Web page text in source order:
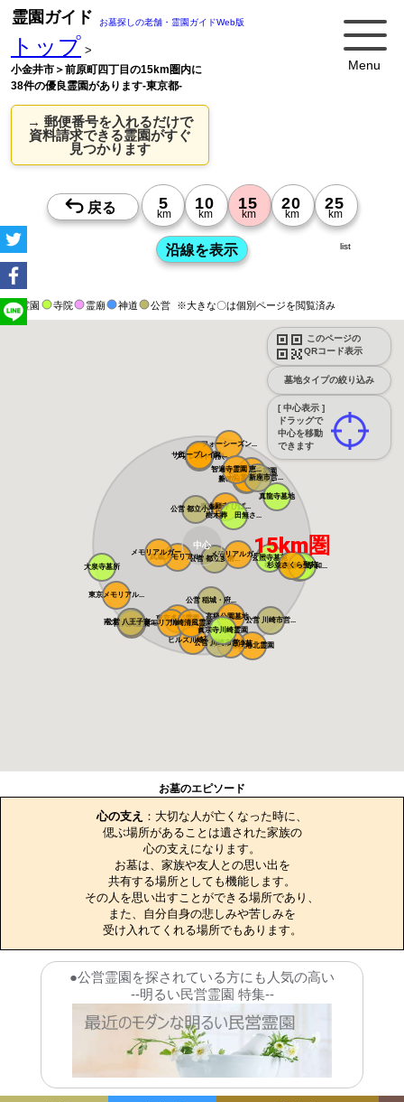
Menu
霊園ガイド お墓探しの老舗・霊園ガイドWeb版
トップ >
小金井市＞前原町四丁目の15km圏内に
38件の優良霊園があります-東京都-
→ 郵便番号を入れるだけで
資料請求できる霊園がすぐ
見つかります
霊園 寺院 霊廟 神道 公営 ※大きな〇は個別ページを閲覧済み
このページの
QRコード表示
墓地タイプの絞り込み
[ 中心表示 ]
ドラッグで
中心を移動
できます
list
所沢聖地霊園
フォレスト所沢
フォーシーズン...
なごみの丘霊園
新の丘さくら浄...
やすらぎ聖地霊...
サニープレイス...
公営 新座市営...
智遍寺霊園 恵...
東本願寺 ひば...
東京多摩霊園
メモリアルフォ...
南大沢バードヒ...
南大沢霊園
大泉寺墓所 浄見寺
桜上水 みたま...
玄照寺墓苑
武蔵メモリアル...
築地本願寺 和...
公営 都立小平...
公営 都立多磨...
公営 八王子市...
公営 稲城・府...
真龍寺墓地
メモリアルガー...
杉並さくら聖苑
メモリアルガー...
樹木葬 田無さ...
東京メモリアル...
都筑港北霊園
あざみ野浄苑
ヒルズ川崎聖地
川崎清風霊園
高級公園墓地 ...
公営 川崎市営...
公営 川崎市営...
眞宗寺川崎霊園
中心 15km圏
お墓のエピソード
心の支え ：大切な人が亡くなった時に、
偲ぶ場所があることは遺された家族の
心の支えになります。
お墓は、家族や友人との思い出を
共有する場所としても機能します。
その人を思い出すことができる場所であり、
また、自分自身の悲しみや苦しみを
受け入れてくれる場所でもあります。
●公営霊園を探されている方にも人気の高い
--明るい民営霊園 特集--